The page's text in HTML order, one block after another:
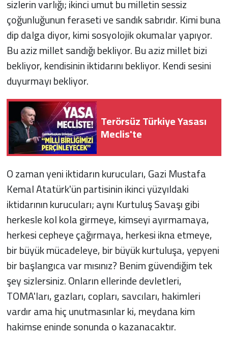
sizlerin varlığı; ikinci umut bu milletin sessiz
çoğunluğunun feraseti ve sandık sabrıdır. Kimi buna
dip dalga diyor, kimi sosyolojik okumalar yapıyor.
Bu aziz millet sandığı bekliyor. Bu aziz millet bizi
bekliyor, kendisinin iktidarını bekliyor. Kendi sesini
duyurmayı bekliyor.
Terörsüz Türkiye Yasası
Meclis'te
O zaman yeni iktidarın kurucuları, Gazi Mustafa
Kemal Atatürk'ün partisinin ikinci yüzyıldaki
iktidarının kurucuları; aynı Kurtuluş Savaşı gibi
herkesle kol kola girmeye, kimseyi ayırmamaya,
herkesi cepheye çağırmaya, herkesi ikna etmeye,
bir büyük mücadeleye, bir büyük kurtuluşa, yepyeni
bir başlangıca var mısınız? Benim güvendiğim tek
şey sizlersiniz. Onların ellerinde devletleri,
TOMA'ları, gazları, copları, savcıları, hakimleri
vardır ama hiç unutmasınlar ki, meydana kim
hakimse eninde sonunda o kazanacaktır.